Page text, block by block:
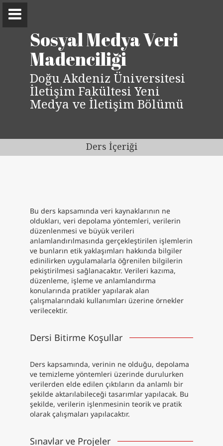
Can Bekcan
Doğu Akdeniz Üniversitesi
Projeler
İletişim
English
Sosyal Medya Veri
Madenciliği
Doğu Akdeniz Üniversitesi
İletişim Fakültesi Yeni
Medya ve İletişim Bölümü
Ders İçeriği
Bu ders kapsamında veri kaynaklarının ne
oldukları, veri depolama yöntemleri, verilerin
düzenlenmesi ve büyük verileri
anlamlandırılmasında gerçekleştirilen işlemlerin
ve bunların etik yaklaşımları hakkında bilgiler
edinilirken uygulamalarla öğrenilen bilgilerin
pekiştirilmesi sağlanacaktır. Verileri kazıma,
düzenleme, işleme ve anlamlandırma
konularında pratikler yapılarak alan
çalışmalarındaki kullanımları üzerine örnekler
verilecektir.
Dersi Bitirme Koşullar
Ders kapsamında, verinin ne olduğu, depolama
ve temizleme yöntemleri üzerinde durulurken
verilerden elde edilen çıktıların da anlamlı bir
şekilde aktarılabileceği tasarımlar yapılacak. Bu
şekilde, verilerin işlenmesinin teorik ve pratik
olarak çalışmaları yapılacaktır.
Sınavlar ve Projeler